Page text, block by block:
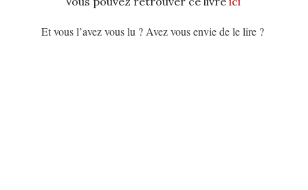
Et vous l’avez vous lu ? Avez vous envie de le lire ?